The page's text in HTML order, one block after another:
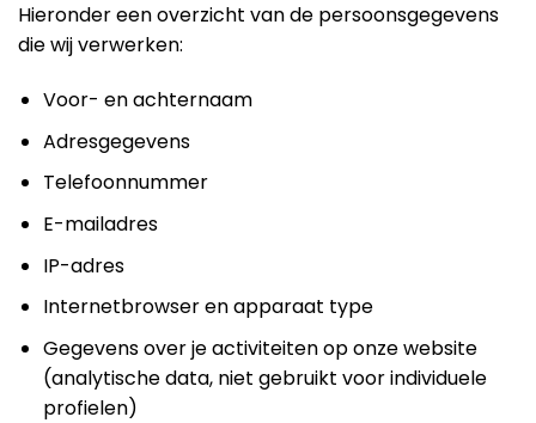
Hieronder een overzicht van de persoonsgegevens
die wij verwerken:
Voor- en achternaam
Adresgegevens
Telefoonnummer
E-mailadres
IP-adres
Internetbrowser en apparaat type
Gegevens over je activiteiten op onze website
(analytische data, niet gebruikt voor individuele
profielen)